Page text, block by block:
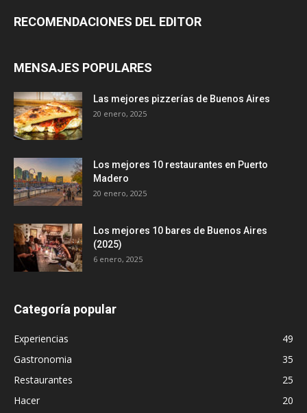
RECOMENDACIONES DEL EDITOR
MENSAJES POPULARES
Las mejores pizzerías de Buenos Aires
20 enero, 2025
Los mejores 10 restaurantes en Puerto
Madero
20 enero, 2025
Los mejores 10 bares de Buenos Aires
(2025)
6 enero, 2025
Categoría popular
Experiencias
49
Gastronomia
35
Restaurantes
25
Hacer
20